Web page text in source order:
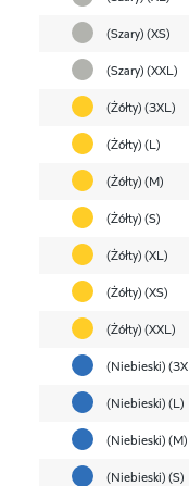
(Szary) (XS)
(Szary) (XXL)
(Żółty) (3XL)
(Żółty) (L)
(Żółty) (M)
(Żółty) (S)
(Żółty) (XL)
(Żółty) (XS)
(Żółty) (XXL)
(Niebieski)
(Niebieski) (L)
(Niebieski) (M)
(Niebieski) (S)